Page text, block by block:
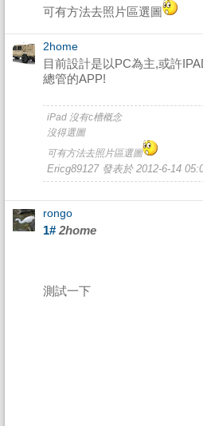
可有方法去照片區選圖
2home
目前設計是以PC為主,或許
總管的APP!
iPad 沒有c槽概念
沒得選圖
可有方法去照片區選圖
Ericg89127 發表於 2012-6-14
rongo
1# 2home
測試一下